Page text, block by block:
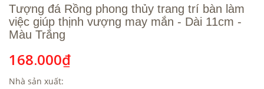
Tượng đá Rồng phong thủy trang trí bàn làm
việc giúp thịnh vượng may mắn - Dài 11cm -
Màu Trắng
168.000₫
Nhà sản xuất: